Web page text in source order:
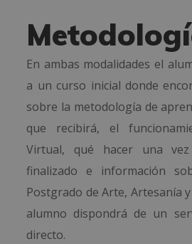
En ambas modalidades el
a un curso inicial donde
sobre la metodología de
que recibirá, el
Virtual, qué hacer una
finalizado e información
Postgrado de Arte, Artesanía
alumno dispondrá de un
directo.